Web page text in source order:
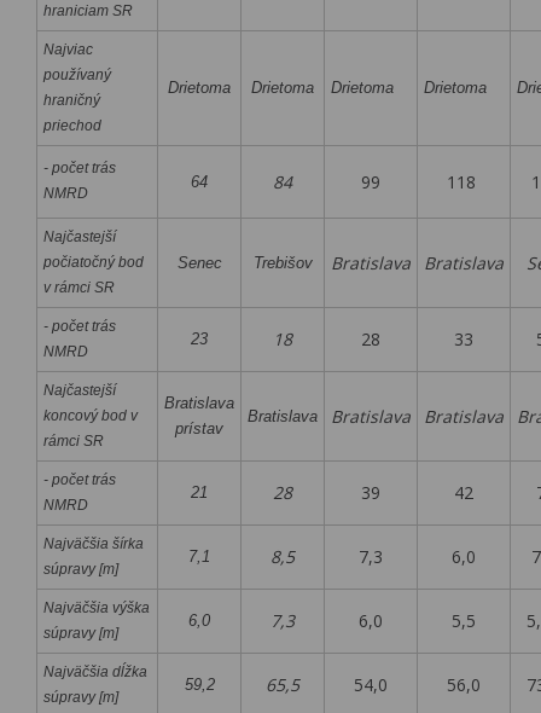
hraniciam SR
Najviac
používaný
hraničný
priechod
Drietoma Drietoma Drietoma Drietoma
- počet trás
NMRD
64 84 99 118
Najčastejší
počiatočný bod
v rámci SR
Senec Trebišov Bratislava Bratislava
- počettrás
NMRD
23 18 28 33
Najčastejší
koncový bod v
rámci SR
Bratislava
prístav
Bratislava Bratislava Bratislava
- počettrás
NMRD
21 28 39 42
Najväčšia šírka
súpravy [m]
7,1 8,5 7,3 6,0
Najväčšia výška
súpravy [m]
6,0 7,3 6,0 5,5
Najväčšia dĺžka
súpravy [m]
59,2 65,5 54,0 56,0